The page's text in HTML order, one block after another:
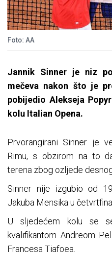
Foto: AA
Jannik Sinner je niz
mečeva nakon što je
pobijedio Alekseja
kolu Italian Opena.
Prvorangirani Sinner je
Rimu, s obzirom na to
terena zbog ozljede
Sinner nije izgubio od
Jakuba Mensika u
U sljedećem kolu se
kvalifikantom Andreom
Francesa Tiafoea.